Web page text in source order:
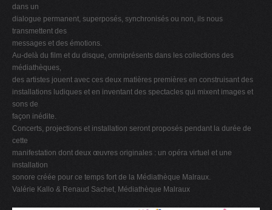
dans un
dialogue permanent, superposés, synchronisés ou non, ils nous
transmettent des
messages et des émotions.
Au-delà du film et du disque, omniprésents dans les collections des
médiathèques,
des artistes jouent avec ces deux matières premières en construisant des
installations ludiques et en inventant des spectacles qui mixent images et
sons de
façon inédite.
Concerts, projections et installation seront proposés pendant la durée de
cette
manifestation dont deux œuvres originales : un opéra virtuel et une
installation
sonore créée pour ce temps fort de la Médiathèque Malraux.
Valérie Kallo & Renaud Sachet, Médiathèque Malraux